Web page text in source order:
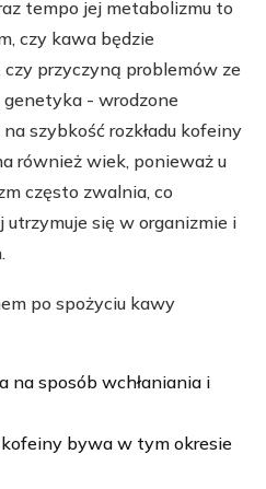
tempo jej metabolizmu to
czy kawa będzie
czy przyczyną problemów ze
genetyka - wrodzone
szybkość rozkładu kofeiny
również wiek, ponieważ u
często zwalnia, co
utrzymuje się w organizmie i
po spożyciu kawy
na sposób wchłaniania i
bywa w tym okresie